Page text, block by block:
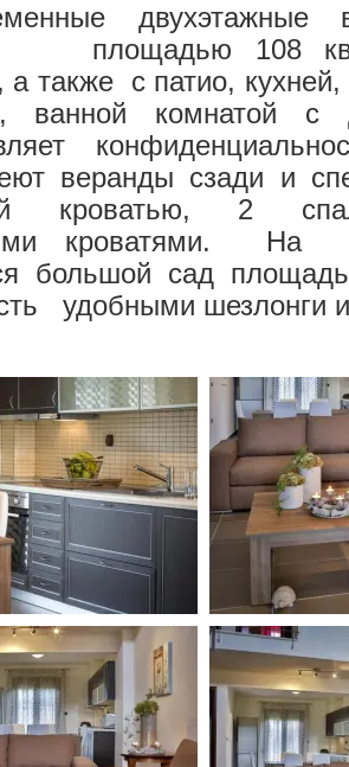
площадью 108
, а также с патио, кухней,
ванной комнатой
веранды сзади и
кроватью, 2
кроватями. На
большой сад
удобными шезлонги и